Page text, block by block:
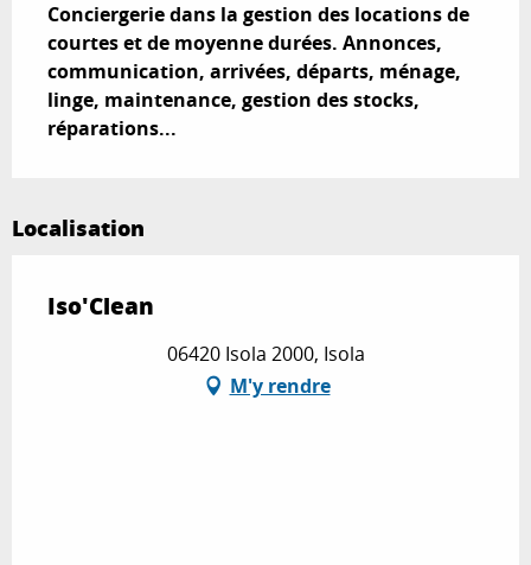
Conciergerie dans la gestion des locations de
courtes et de moyenne durées. Annonces,
communication, arrivées, départs, ménage,
linge, maintenance, gestion des stocks,
réparations...
Localisation
Iso'Clean
06420 Isola 2000, Isola
M'y rendre